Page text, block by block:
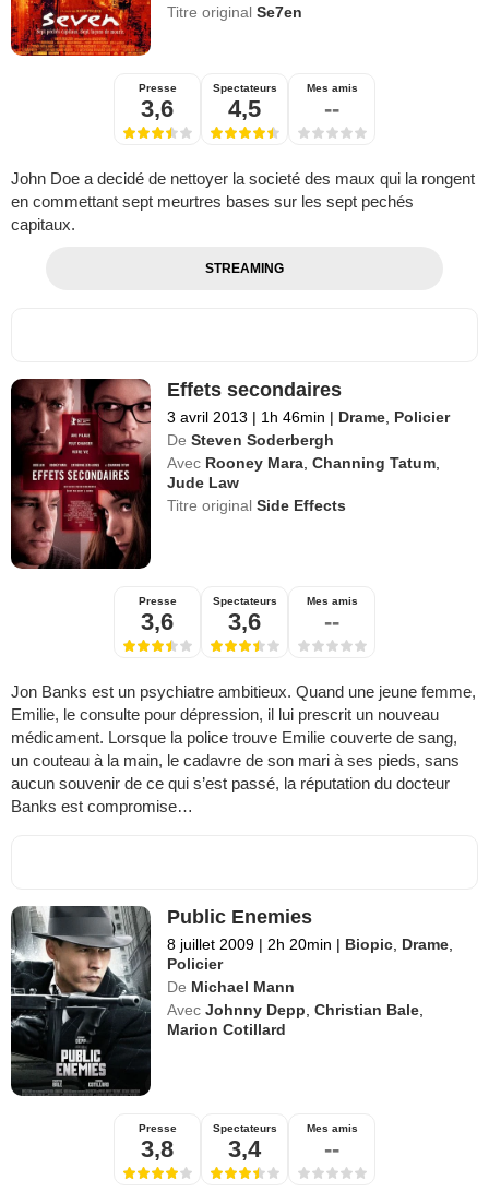
Titre originalSe7en
Presse
3,6
Spectateurs
4,5
Mes amis
--
John Doe a decidé de nettoyer la societé des maux qui la rongent
en commettant sept meurtres bases sur les sept pechés
capitaux.
STREAMING
Effets secondaires
3 avril 2013 | 1h 46min | Drame, Policier
De Steven Soderbergh
Avec Rooney Mara,Channing Tatum,
Jude Law
Titre originalSide Effects
Presse
3,6
Spectateurs
3,6
Mes amis
--
Jon Banks est un psychiatre ambitieux. Quand une jeune femme,
Emilie, le consulte pour dépression, il lui prescrit un nouveau
médicament. Lorsque la police trouve Emilie couverte de sang,
un couteau à la main, le cadavre de son mari à ses pieds, sans
aucun souvenir de ce qui s’est passé, la réputation du docteur
Banks est compromise…
Public Enemies
8 juillet 2009 | 2h 20min | Biopic, Drame,
Policier
De Michael Mann
Avec Johnny Depp,Christian Bale,
Marion Cotillard
Presse
3,8
Spectateurs
3,4
Mes amis
--